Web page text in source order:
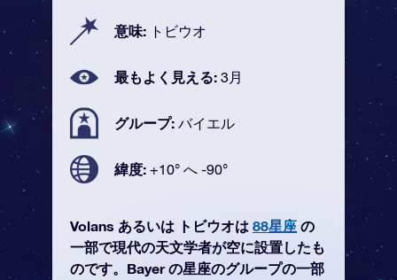
意味: トビウオ
最もよく見える: 3月
グループ: バイエル
緯度: +10° へ -90°
Volans あるいは トビウオは 88星座 の
一部で現代の天文学者が空に設置したも
のです。Bayer の星座のグループの一部